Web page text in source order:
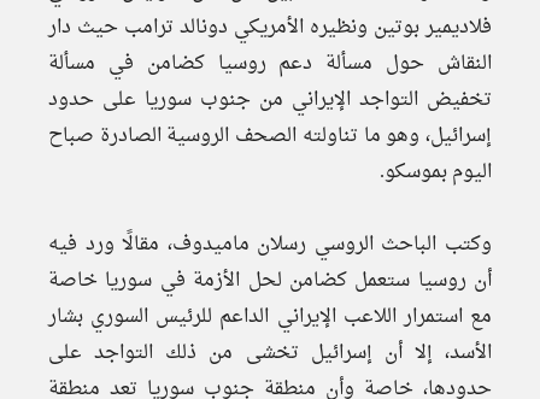
فلاديمير بوتين ونظيره الأمريكي دونالد ترامب حيث دار
النقاش حول مسألة دعم روسيا كضامن في مسألة
تخفيض التواجد الإيراني من جنوب سوريا على حدود
إسرائيل، وهو ما تناولته الصحف الروسية الصادرة صباح
اليوم بموسكو.
وكتب الباحث الروسي رسلان ماميدوف، مقالًا ورد فيه
أن روسيا ستعمل كضامن لحل الأزمة في سوريا خاصة
مع استمرار اللاعب الإيراني الداعم للرئيس السوري بشار
الأسد، إلا أن إسرائيل تخشى من ذلك التواجد على
حدودها، خاصة وأن منطقة جنوب سوريا تعد منطقة